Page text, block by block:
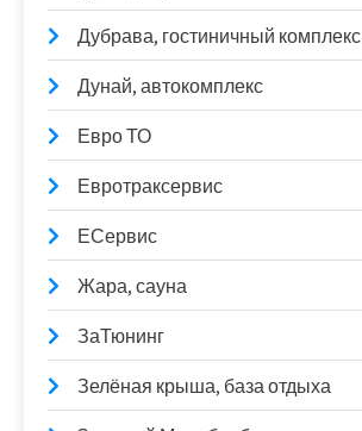
Дубрава, гостиничный комплекс
Дунай, автокомплекс
Евро ТО
Евротраксервис
ЕСервис
Жара, сауна
ЗаТюнинг
Зелёная крыша, база отдыха